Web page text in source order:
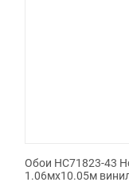
Обои HC71823-43
1.06мx10.05м